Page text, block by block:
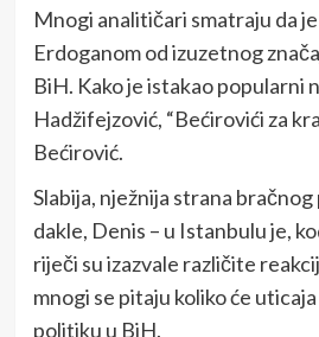
Mnogi analitičari smatraju da
Erdoganom od izuzetnog
BiH. Kako je istakao popularni
Hadžifejzović, “Bećirovići za
Bećirović.
Slabija, nježnija strana bračnog
dakle, Denis – u Istanbulu je,
riječi su izazvale različite
mnogi se pitaju koliko će
politiku u BiH.